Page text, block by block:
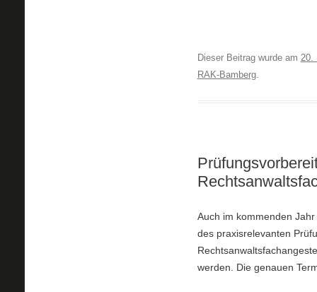
Dieser Beitrag wurde am 20.
RAK-Bamberg.
Auch im kommenden
des praxisrelevanten
werden. Die genauen